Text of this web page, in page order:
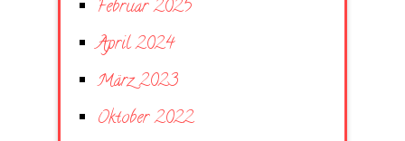
Februar 2025
April 2024
März 2023
Oktober 2022